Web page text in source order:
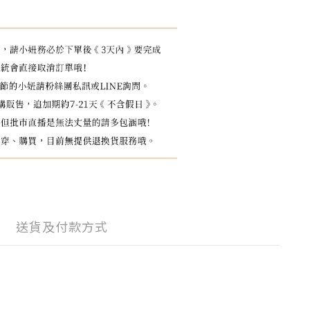
送貨及付款方式